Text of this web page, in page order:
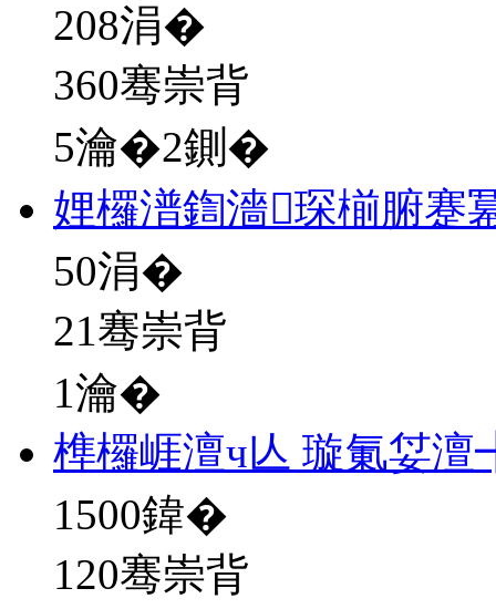
208涓�
360骞崇背
5瀹�2鍘�
娌欏潽鍧濇琛椾腑蹇
50涓�
21骞崇背
1瀹�
榫欏崕澶ч亾 璇氭姇
1500鍏�
120骞崇背